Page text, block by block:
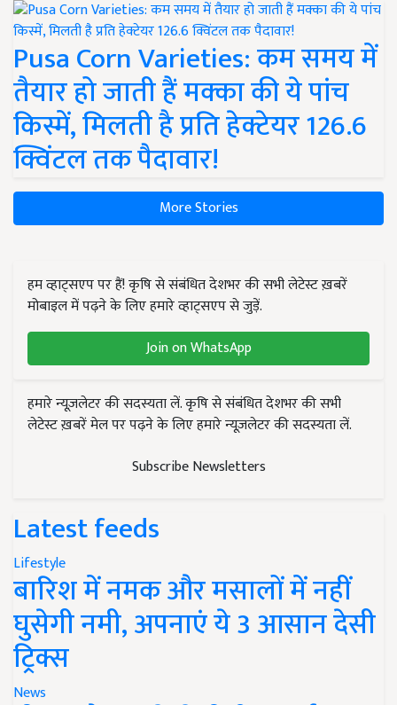
Pusa Corn Varieties: कम समय में
तैयार हो जाती हैं मक्का की ये पांच
किस्में, मिलती है प्रति हेक्टेयर 126.6
क्विंटल तक पैदावार!
More Stories
हम व्हाट्सएप पर हैं! कृषि से संबंधित देशभर की सभी लेटेस्ट ख़बरें
मोबाइल में पढ़ने के लिए हमारे व्हाट्सएप से जुड़ें.
Join on WhatsApp
हमारे न्यूज़लेटर की सदस्यता लें. कृषि से संबंधित देशभर की सभी
लेटेस्ट ख़बरें मेल पर पढ़ने के लिए हमारे न्यूज़लेटर की सदस्यता लें.
Subscribe Newsletters
Latest feeds
Lifestyle
बारिश में नमक और मसालों में नहीं
घुसेगी नमी, अपनाएं ये 3 आसान देसी
ट्रिक्स
News